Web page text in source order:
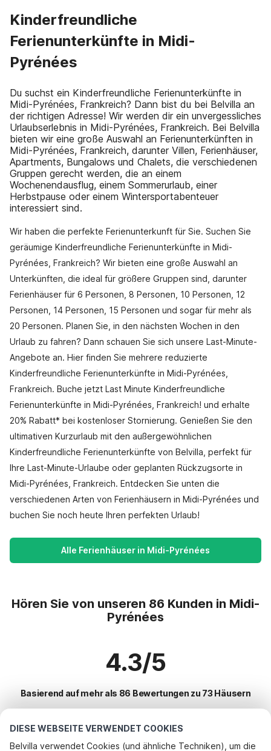
DIESE WEBSEITE VERWENDET COOKIES
Belvilla verwendet Cookies (und ähnliche Techniken), um die
Kinderfreundliche
Ferienunterkünfte in Midi-
Pyrénées
Du suchst ein Kinderfreundliche Ferienunterkünfte in
Midi-Pyrénées, Frankreich? Dann bist du bei Belvilla an
der richtigen Adresse! Wir werden dir ein unvergessliches
Urlaubserlebnis in Midi-Pyrénées, Frankreich. Bei Belvilla
bieten wir eine große Auswahl an Ferienunterkünften in
Midi-Pyrénées, Frankreich, darunter Villen, Ferienhäuser,
Apartments, Bungalows und Chalets, die verschiedenen
Gruppen gerecht werden, die an einem
Wochenendausflug, einem Sommerurlaub, einer
Herbstpause oder einem Wintersportabenteuer
interessiert sind.
Wir haben die perfekte Ferienunterkunft für Sie. Suchen Sie
geräumige Kinderfreundliche Ferienunterkünfte in Midi-
Pyrénées, Frankreich? Wir bieten eine große Auswahl an
Unterkünften, die ideal für größere Gruppen sind, darunter
Ferienhäuser für 6 Personen, 8 Personen, 10 Personen, 12
Personen, 14 Personen, 15 Personen und sogar für mehr als
20 Personen. Planen Sie, in den nächsten Wochen in den
Urlaub zu fahren? Dann schauen Sie sich unsere Last-Minute-
Angebote an. Hier finden Sie mehrere reduzierte
Kinderfreundliche Ferienunterkünfte in Midi-Pyrénées,
Frankreich. Buche jetzt Last Minute Kinderfreundliche
Ferienunterkünfte in Midi-Pyrénées, Frankreich! und erhalte
20% Rabatt* bei kostenloser Stornierung. Genießen Sie den
ultimativen Kurzurlaub mit den außergewöhnlichen
Kinderfreundliche Ferienunterkünfte von Belvilla, perfekt für
Ihre Last-Minute-Urlaube oder geplanten Rückzugsorte in
Midi-Pyrénées, Frankreich. Entdecken Sie unten die
verschiedenen Arten von Ferienhäusern in Midi-Pyrénées und
buchen Sie noch heute Ihren perfekten Urlaub!
Alle Ferienhäuser in Midi-Pyrénées
Hören Sie von unseren 86 Kunden in Midi-
Pyrénées
4.3/5
Basierend auf mehr als 86 Bewertungen zu 73 Häusern
Beliebteste Reiseziele für Urlaub